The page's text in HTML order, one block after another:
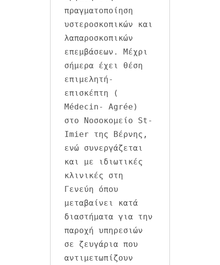
πραγματοποίηση
υστεροσκοπικών και
λαπαροσκοπικών
επεμβάσεων. Μέχρι
σήμερα έχει θέση
επιμελητή-
επισκέπτη (
Médecin- Agrée)
στο Νοσοκομείο St-
Imier της Βέρνης,
ενώ συνεργάζεται
και με ιδιωτικές
κλινικές στη
Γενεύη όπου
μεταβαίνει κατά
διαστήματα για την
παροχή υπηρεσιών
σε ζευγάρια που
αντιμετωπίζουν